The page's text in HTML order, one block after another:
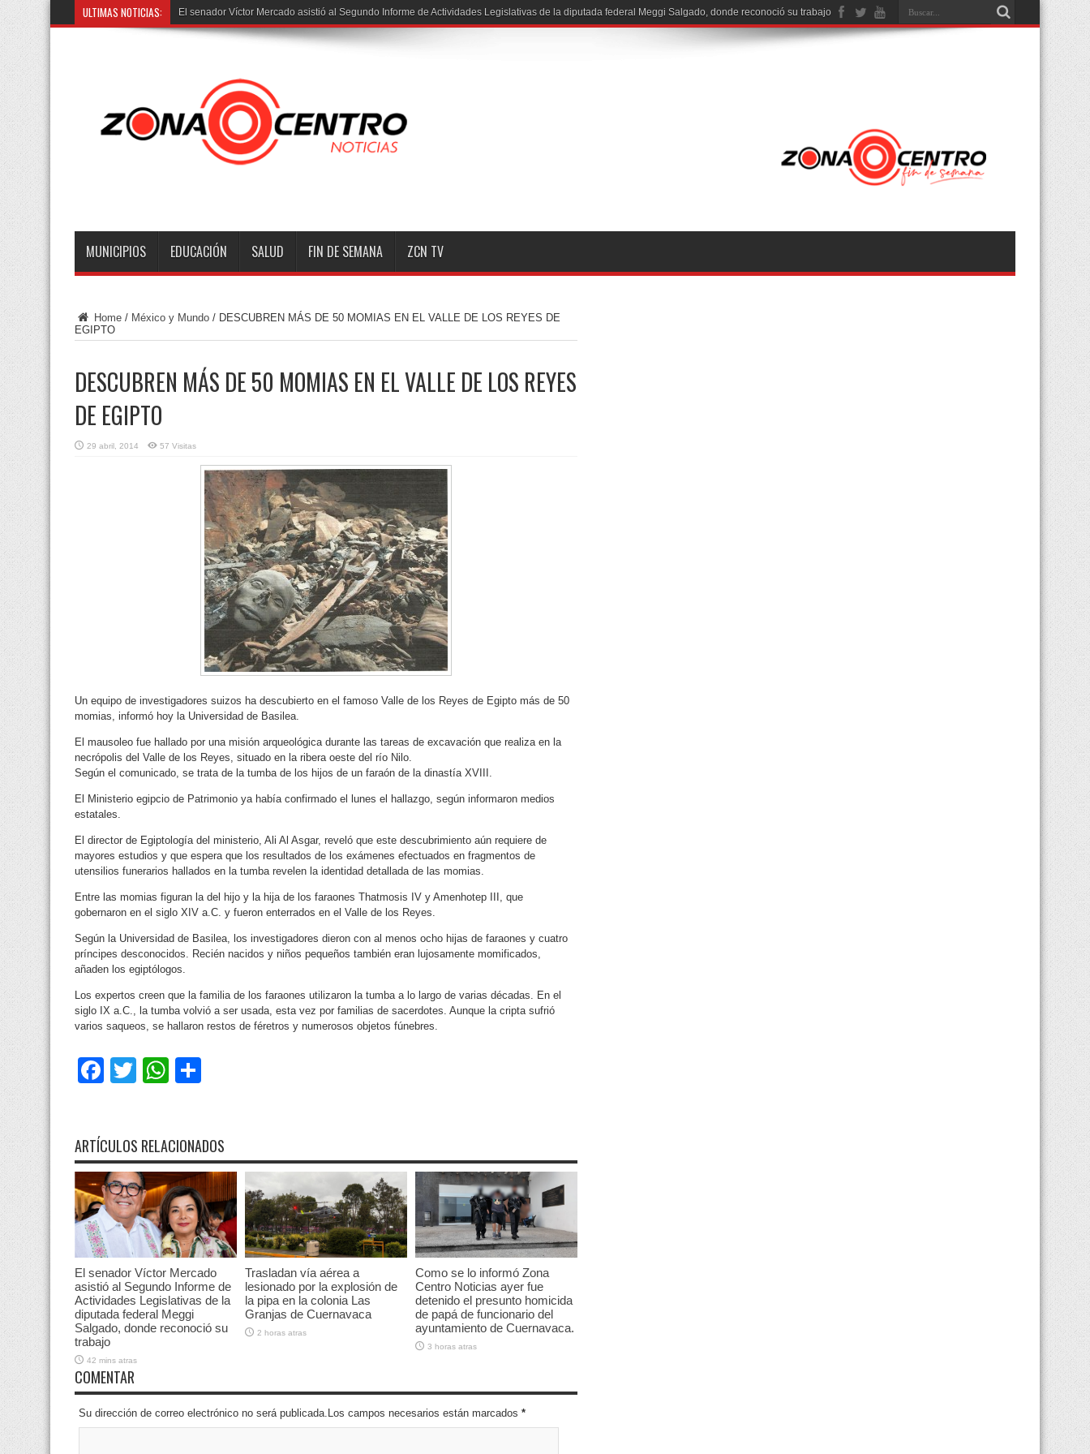
ULTIMAS NOTICIAS: Trasla
MUNICIPIOS EDUCACIÓN SALUD FIN DE SEMANA ZCN TV
Home / México y Mundo / DESCUBREN MÁS DE 50 MOMIAS EN EL VALLE DE LOS REYES DE
EGIPTO
DESCUBREN MÁS DE 50 MOMIAS EN EL VALLE DE LOS REYES
DE EGIPTO
29 abril, 2014 57 Visitas
Un equipo de investigadores suizos ha descubierto en el famoso Valle de los Reyes de Egipto más de 50
momias, informó hoy la Universidad de Basilea.
El mausoleo fue hallado por una misión arqueológica durante las tareas de excavación que realiza en la
necrópolis del Valle de los Reyes, situado en la ribera oeste del río Nilo.
Según el comunicado, se trata de la tumba de los hijos de un faraón de la dinastía XVIII.
El Ministerio egipcio de Patrimonio ya había confirmado el lunes el hallazgo, según informaron medios
estatales.
El director de Egiptología del ministerio, Ali Al Asgar, reveló que este descubrimiento aún requiere de
mayores estudios y que espera que los resultados de los exámenes efectuados en fragmentos de
utensilios funerarios hallados en la tumba revelen la identidad detallada de las momias.
Entre las momias figuran la del hijo y la hija de los faraones Thatmosis IV y Amenhotep III, que
gobernaron en el siglo XIV a.C. y fueron enterrados en el Valle de los Reyes.
Según la Universidad de Basilea, los investigadores dieron con al menos ocho hijas de faraones y cuatro
príncipes desconocidos. Recién nacidos y niños pequeños también eran lujosamente momificados,
añaden los egiptólogos.
Los expertos creen que la familia de los faraones utilizaron la tumba a lo largo de varias décadas. En el
siglo IX a.C., la tumba volvió a ser usada, esta vez por familias de sacerdotes. Aunque la cripta sufrió
varios saqueos, se hallaron restos de féretros y numerosos objetos fúnebres.
Facebook
TwitterWhatsApp
ARTÍCULOS RELACIONADOS
El senador Víctor Mercado
asistió al Segundo Informe de
Actividades Legislativas de la
diputada federal Meggi
Salgado, donde reconoció su
trabajo
42 mins atras
Trasladan vía aérea a
lesionado por la explosión de
la pipa en la colonia Las
Granjas de Cuernavaca
2 horas atras
Como se lo informó Zona
Centro Noticias ayer fue
detenido el presunto homicida
de papá de funcionario del
ayuntamiento de Cuernavaca.
3 horas atras
COMENTAR
Su dirección de correo electrónico no será publicada.Los campos necesarios están marcados *